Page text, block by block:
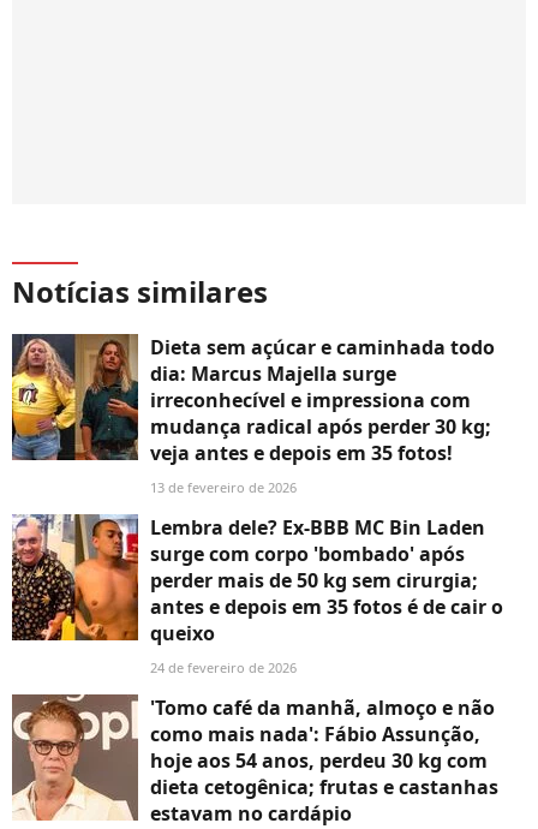
Notícias similares
Dieta sem açúcar e caminhada todo
dia: Marcus Majella surge
irreconhecível e impressiona com
mudança radical após perder 30 kg;
veja antes e depois em 35 fotos!
13 de fevereiro de 2026
Lembra dele? Ex-BBB MC Bin Laden
surge com corpo 'bombado' após
perder mais de 50 kg sem cirurgia;
antes e depois em 35 fotos é de cair o
queixo
24 de fevereiro de 2026
'Tomo café da manhã, almoço e não
como mais nada': Fábio Assunção,
hoje aos 54 anos, perdeu 30 kg com
dieta cetogênica; frutas e castanhas
estavam no cardápio